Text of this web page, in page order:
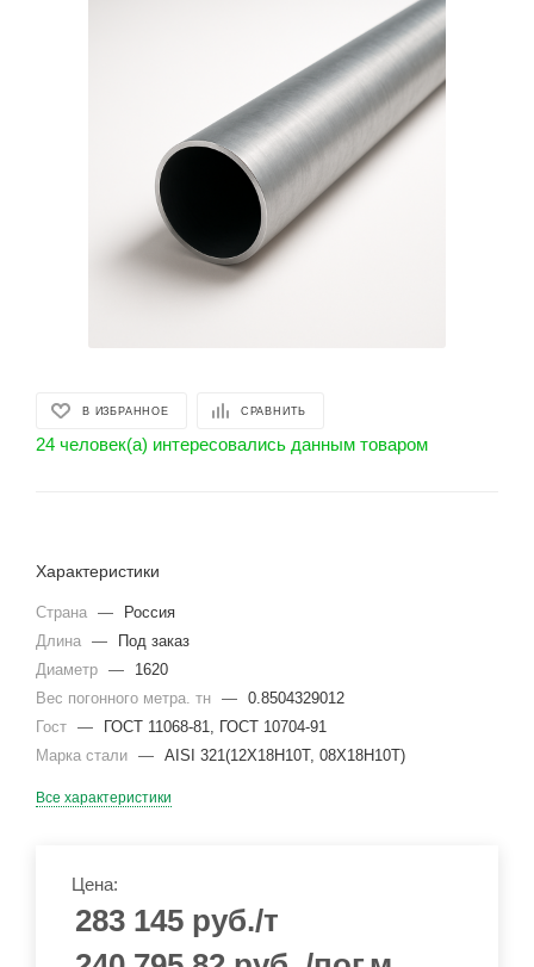
В ИЗБРАННОЕ СРАВНИТЬ
24 человек(а) интересовались данным товаром
Характеристики
Страна —
Россия
Длина —
Под заказ
Диаметр —
1620
Вес погонного метра. тн — 0.8504329012
Гост —
ГОСТ 11068-81, ГОСТ 10704-91
Марка стали — AISI 321(12Х18Н10Т, 08Х18Н10Т)
Все характеристики
Цена:
283 145 руб./т